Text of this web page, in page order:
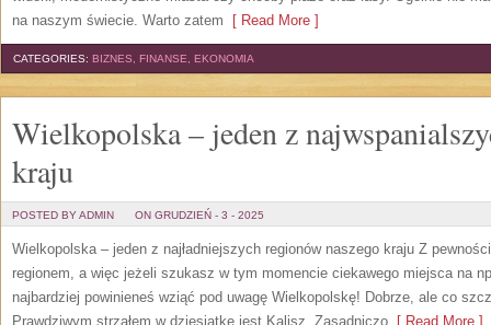
na naszym świecie. Warto zatem [ Read More ]
CATEGORIES: BIZNES, FINANSE, EKONOMIA
Wielkopolska – jeden z
kraju
POSTED BY ADMIN ON GRUDZIEŃ - 3 - 2025
Wielkopolska – jeden z najładniejszych regionów naszego kraju Z
regionem, a więc jeżeli szukasz w tym momencie ciekawego miejsca na
najbardziej powinieneś wziąć pod uwagę Wielkopolskę! Dobrze, ale co
Prawdziwym strzałem w dziesiątkę jest Kalisz. Zasadniczo [ Read More ]